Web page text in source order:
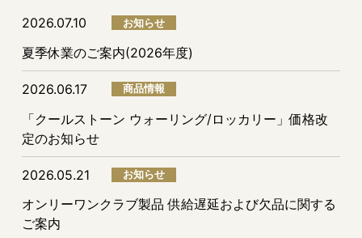
2026.07.10 お知らせ
夏季休業のご案内(2026年度)
2026.06.17 商品情報
「クールストーン ウォーリング/ロッカリー」価格改
定のお知らせ
2026.05.21 お知らせ
オンリーワンクラブ製品 供給遅延および欠品に関する
ご案内